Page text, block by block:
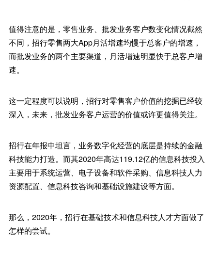
值得注意的是，零售业务、批发业务客户数变化情况截然
不同，招行零售两大App月活增速均慢于总客户的增速，
而批发业务的两个主要渠道，月活增速明显快于总客户增
速。
这一定程度可以说明，招行对零售客户价值的挖掘已经较
深入，未来，批发业务客户运营的价值或许更值得关注。
招行在年报中坦言，业务数字化经营的底层是持续的金融
科技能力打造。而其2020年高达119.12亿的信息科技投入
主要用于系统运营、电子设备和软件采购、信息科技人力
资源配置、信息科技咨询和基础设施建设等方面。
那么，2020年，招行在基础技术和信息科技人才方面做了
怎样的尝试。